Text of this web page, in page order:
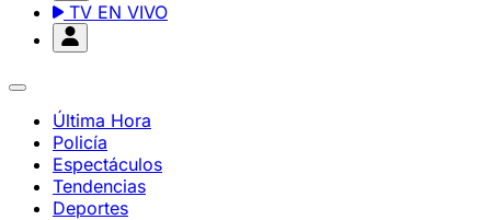
TV EN VIVO
Última Hora
Policía
Espectáculos
Tendencias
Deportes